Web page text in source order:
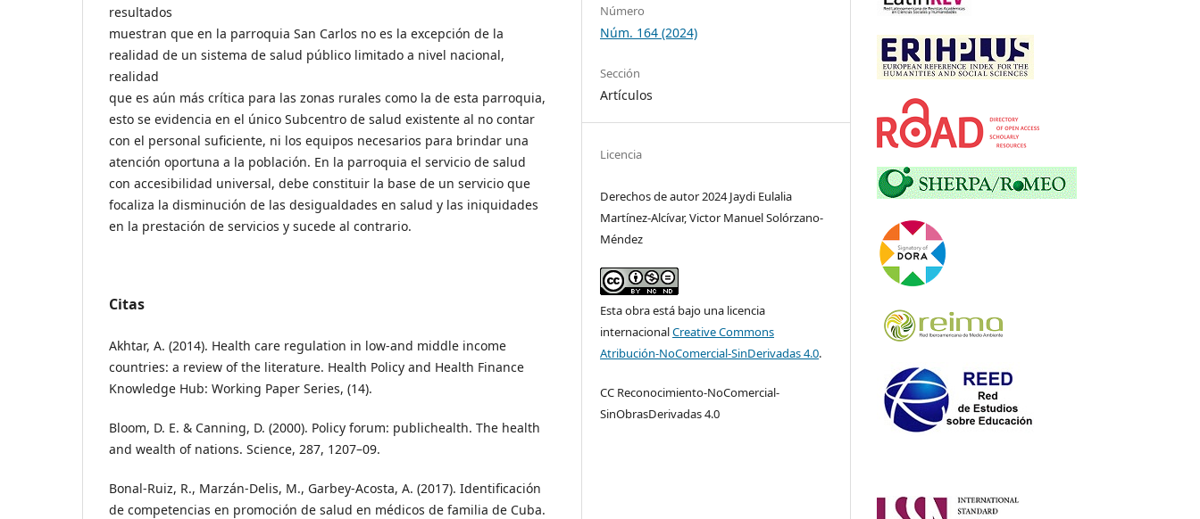
resultados
muestran que en la parroquia San Carlos no es la excepción de la
realidad de un sistema de salud público limitado a nivel nacional,
realidad
que es aún más crítica para las zonas rurales como la de esta parroquia,
esto se evidencia en el único Subcentro de salud existente al no contar
con el personal suficiente, ni los equipos necesarios para brindar una
atención oportuna a la población. En la parroquia el servicio de salud
con accesibilidad universal, debe constituir la base de un servicio que
focaliza la disminución de las desigualdades en salud y las iniquidades
en la prestación de servicios y sucede al contrario.
Citas
Akhtar, A. (2014). Health care regulation in low-and middle income
countries: a review of the literature. Health Policy and Health Finance
Knowledge Hub: Working Paper Series, (14).
Bloom, D. E. & Canning, D. (2000). Policy forum: publichealth. The health
and wealth of nations. Science, 287, 1207–09.
Bonal-Ruiz, R., Marzán-Delis, M., Garbey-Acosta, A. (2017). Identificación
de competencias en promoción de salud en médicos de familia de Cuba.
Número
Núm. 164 (2024)
Sección
Artículos
Licencia
Derechos de autor 2024 Jaydi Eulalia
Martínez-Alcívar, Victor Manuel Solórzano-
Méndez
Esta obra está bajo una licencia
internacionalCreative Commons
Atribución-NoComercial-SinDerivadas 4.0.
CC Reconocimiento-NoComercial-
SinObrasDerivadas 4.0